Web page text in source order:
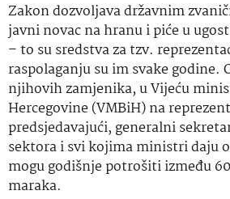
Zakon dozvoljava državnim
javni novac na hranu i piće u
– to su sredstva za tzv.
raspolaganju su im svake godine.
njihovih zamjenika, u Vijeću
Hercegovine (VMBiH) na
predsjedavajući, generalni
sektora i svi kojima ministri daju
mogu godišnje potrošiti između
maraka.